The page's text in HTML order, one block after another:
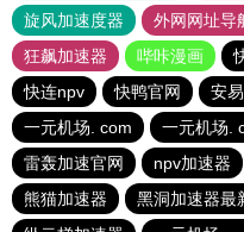
旋风加速度器
外网网址导
狂飙加速器
哔咔漫画
快连npv
快鸭官网 安
一元机场. com
一元机场.
雷轰加速官网
npv加速器
熊猫加速器
黑洞加速器最